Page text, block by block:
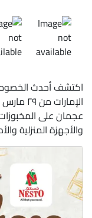
اكتشف أحدث
عجمان على
والأجهزة المنزلية